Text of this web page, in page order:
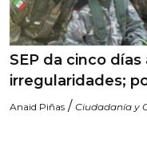
SEP da cinco
irregularidades;
Anaid Piñas / Ciudadanía y